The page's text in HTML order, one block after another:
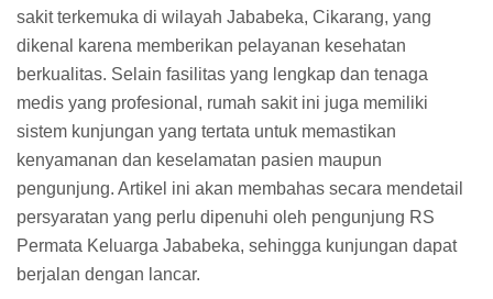
sakit terkemuka di wilayah Jababeka, Cikarang, yang
dikenal karena memberikan pelayanan kesehatan
berkualitas. Selain fasilitas yang lengkap dan tenaga
medis yang profesional, rumah sakit ini juga memiliki
sistem kunjungan yang tertata untuk memastikan
kenyamanan dan keselamatan pasien maupun
pengunjung. Artikel ini akan membahas secara mendetail
persyaratan yang perlu dipenuhi oleh pengunjung RS
Permata Keluarga Jababeka, sehingga kunjungan dapat
berjalan dengan lancar.